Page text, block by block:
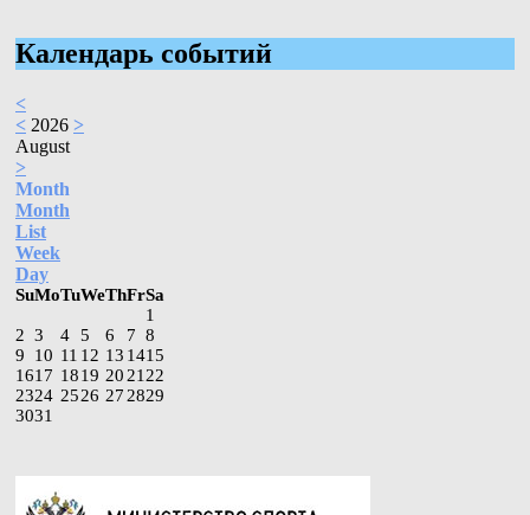
Календарь событий
<
< 2026 >
August
>
Month
Month
List
Week
Day
SuMoTuWeThFrSa
1
2 3 4 5 6 7 8
9
10 11 12 13 1415
1617 1819 20 21 22
2324 2526 27 2829
3031